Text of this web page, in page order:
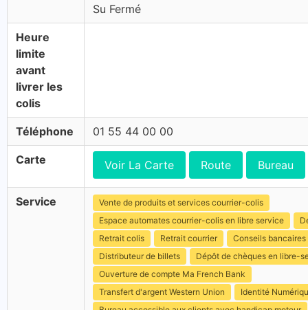
Su Fermé
Heure
limite
avant
livrer les
colis
Téléphone 01 55 44 00 00
Carte Voir La Carte Route Bureau
Service
Vente de produits et services courrier-colis
Espace automates courrier-colis en libre service
Retrait colis
Retrait courrier
Conseils bancaires
Distributeur de billets
Dépôt de chèques en libre-
Ouverture de compte Ma French Bank
Transfert d'argent Western Union
Identité